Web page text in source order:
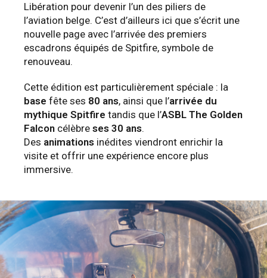
Libération pour devenir l’un des piliers de
l’aviation belge. C’est d’ailleurs ici que s’écrit une
nouvelle page avec l’arrivée des premiers
escadrons équipés de Spitfire, symbole de
renouveau.
Cette édition est particulièrement spéciale : la
base fête ses 80 ans, ainsi que l’arrivée du
mythique Spitfire tandis que l’ASBL The Golden
Falcon célèbre ses 30 ans.
Des animations inédites viendront enrichir la
visite et offrir une expérience encore plus
immersive.